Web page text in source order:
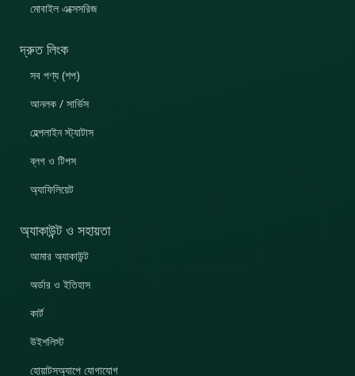
মোবাইল এক্সেসরিজ
দ্রুত লিংক
সব পণ্য (শপ)
আনলক / সার্ভিস
হেল্পলাইন স্ট্যাটাস
ব্লগ ও টিপস
অ্যাফিলিয়েট
অ্যাকাউন্ট ও সহায়তা
আমার অ্যাকাউন্ট
অর্ডার ও ইতিহাস
কার্ট
উইশলিস্ট
হোয়াটসঅ্যাপে যোগাযোগ